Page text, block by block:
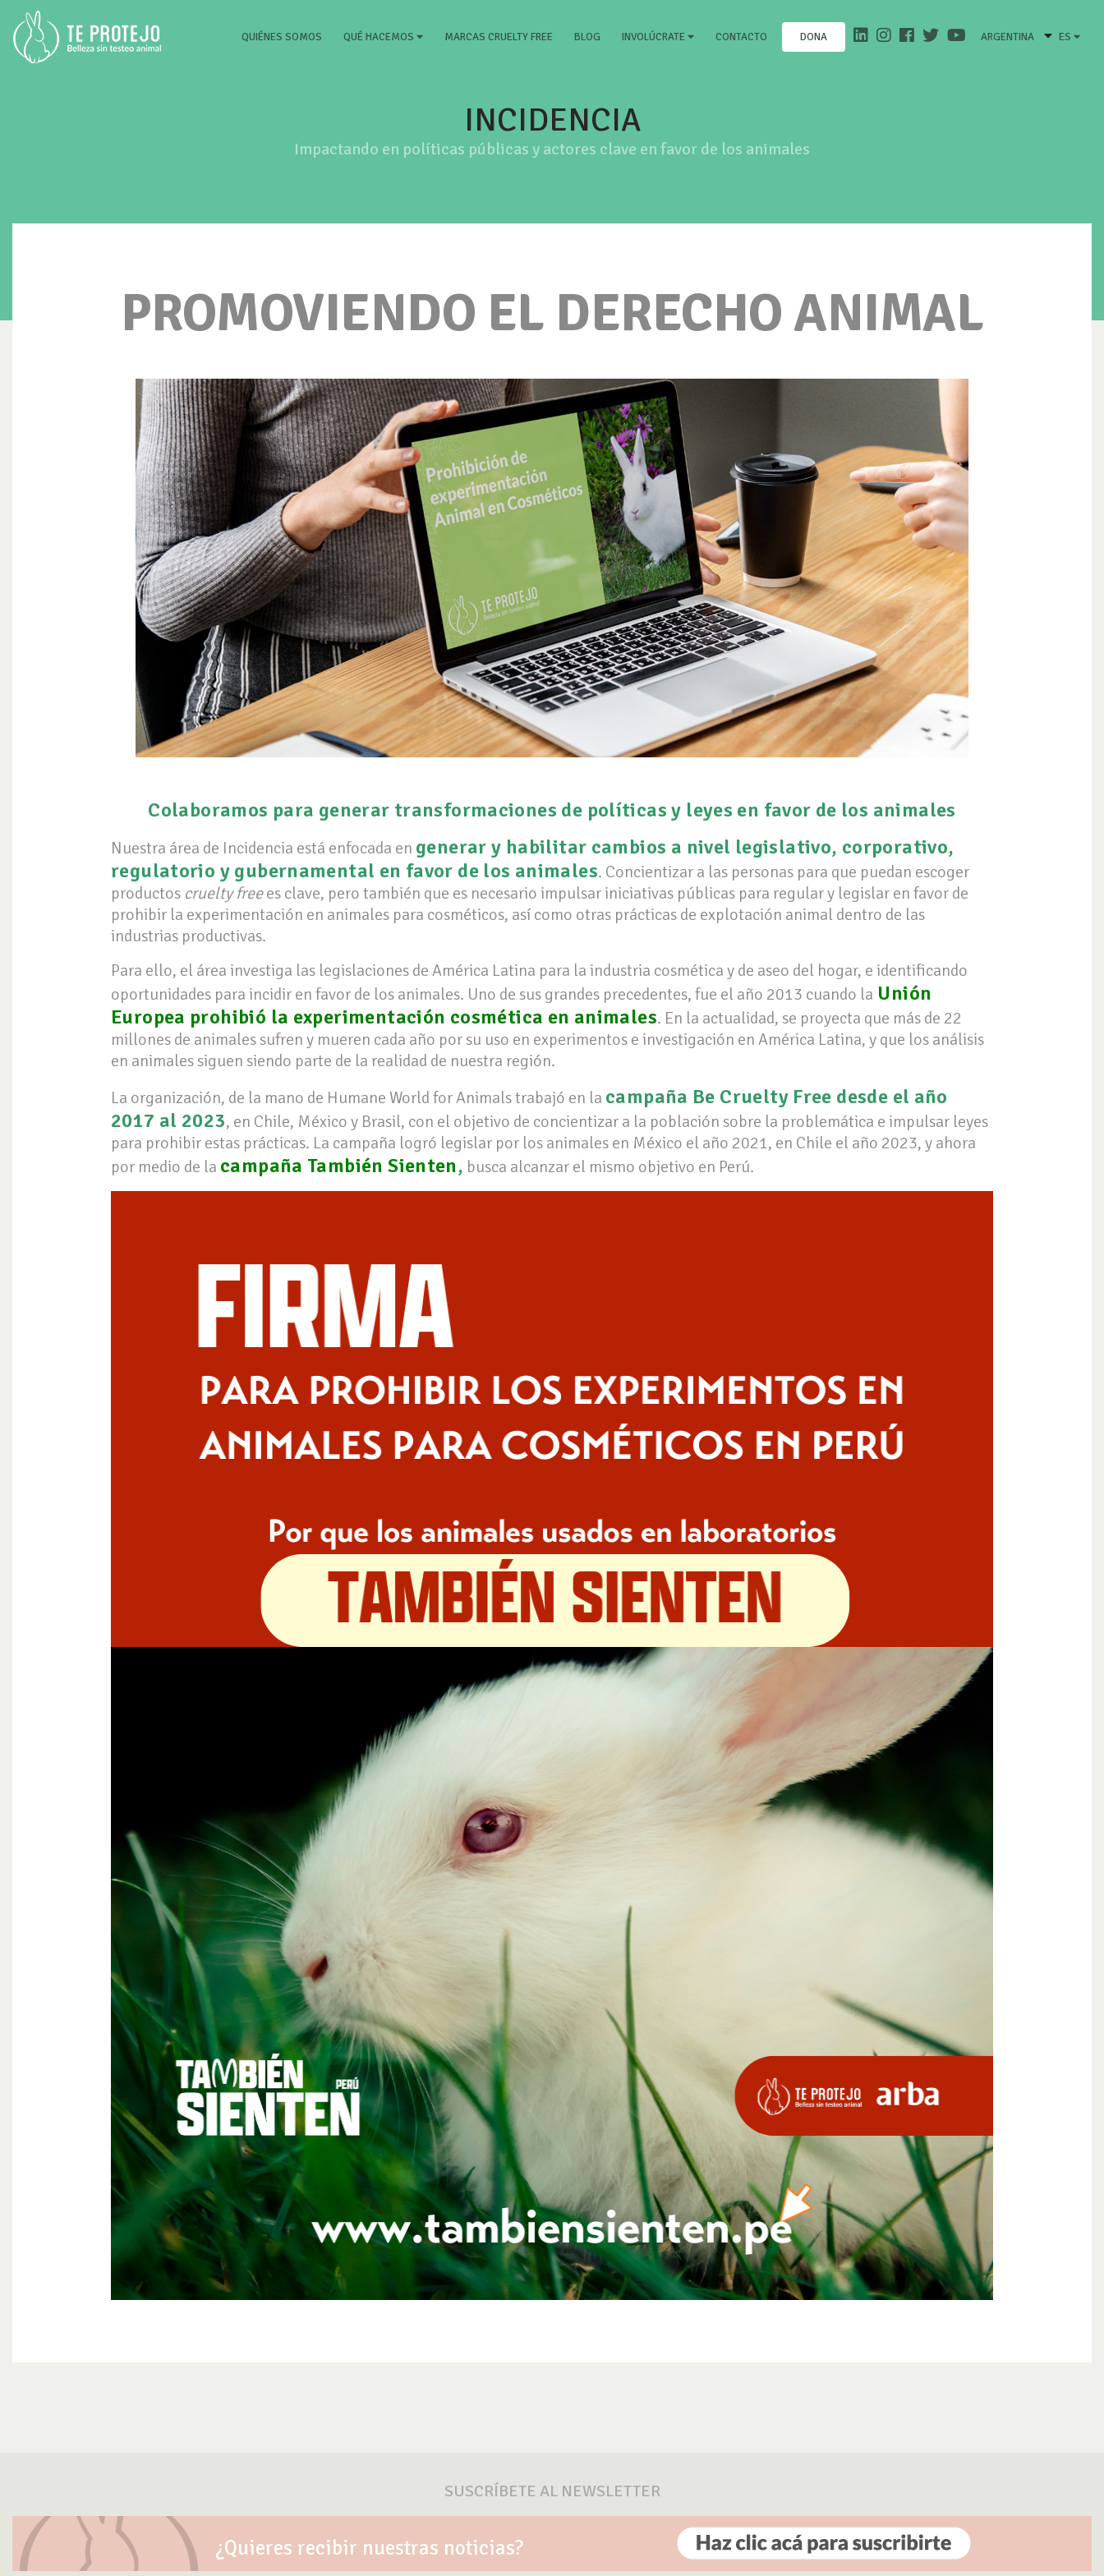
QUIÉNES SOMOS (CURRENT)
QUÉ HACEMOS MARCAS CRUELTY FREE BLOG INVOLÚCRATE CONTACTO DONA ARGENTINA ES
INCIDENCIA
Impactando en políticas públicas y actores clave en favor de los animales
PROMOVIENDO EL DERECHO ANIMAL
Colaboramos para generar transformaciones de políticas y leyes en favor de los animales
Nuestra área de Incidencia está enfocada en generar y habilitar cambios a nivel legislativo, corporativo,
regulatorio y gubernamental en favor de los animales. Concientizar a las personas para que puedan escoger
productos cruelty freees clave, pero también que es necesario impulsar iniciativas públicas para regular y legislar en favor de
prohibir la experimentación en animales para cosméticos, así como otras prácticas de explotación animal dentro de las
industrias productivas.
Para ello, el área investiga las legislaciones de América Latina para la industria cosmética y de aseo del hogar, e identificando
oportunidades para incidir en favor de los animales. Uno de sus grandes precedentes, fue el año 2013 cuando la Unión
Europea prohibió la experimentación cosmética en animales. En la actualidad, se proyecta que más de 22
millones de animales sufren y mueren cada año por su uso en experimentos e investigación en América Latina, y que los análisis
en animales siguen siendo parte de la realidad de nuestra región.
La organización, de la mano de Humane World for Animals trabajó en la campaña Be Cruelty Free desde el año
2017 al 2023, en Chile, México y Brasil, con el objetivo de concientizar a la población sobre la problemática e impulsar leyes
para prohibir estas prácticas. La campaña logró legislar por los animales en México el año 2021, en Chile el año 2023, y ahora
por medio de la campaña También Sienten, busca alcanzar el mismo objetivo en Perú.
SUSCRÍBETE AL NEWSLETTER
¿Quieres recibir nuestras noticias?